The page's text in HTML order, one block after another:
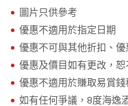
圖片只供參考
優惠不適用於指定日期
優惠不可與其他折扣、
優惠及價目如有更改，
優惠不適用於賺取易賞錢
如有任何爭議，8度海逸